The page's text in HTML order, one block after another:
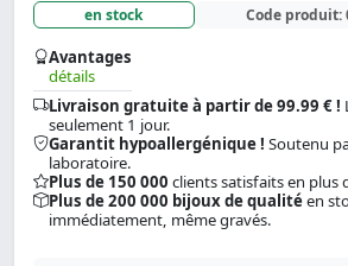
en stock Code produit:
Avantages
détails
Livraison gratuite à partir de 99.99 € !
seulement 1 jour.
Garantit hypoallergénique ! Soutenu
laboratoire.
Plus de 150 000 clients satisfaits en plus
Plus de 200 000 bijoux de qualitéen
immédiatement, même gravés.